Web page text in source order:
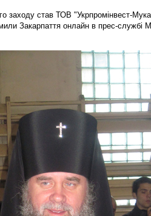
заходу став ТОВ "Укрпромінвест-
Закарпаття онлайн в прес-службі